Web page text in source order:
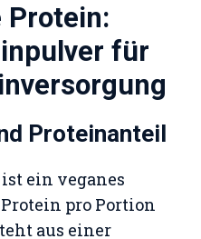
Protein:
für
Proteinanteil
ein veganes
pro Portion
aus einer